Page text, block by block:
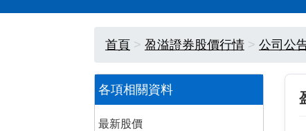
首頁 盈溢證券股價行情 公司公
各項相關資料
最新股價